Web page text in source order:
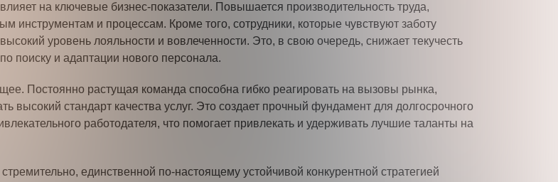
на ключевые бизнес-показатели. Повышается производительность труда,
инструментам и процессам. Кроме того, сотрудники, которые чувствуют заботу
уровень лояльности и вовлеченности. Это, в свою очередь, снижает текучесть
поиску и адаптации нового персонала.
Постоянно растущая команда способна гибко реагировать на вызовы рынка,
высокий стандарт качества услуг. Это создает прочный фундамент для долгосрочного
работодателя, что помогает привлекать и удерживать лучшие таланты на
единственной по-настоящему устойчивой конкурентной стратегией